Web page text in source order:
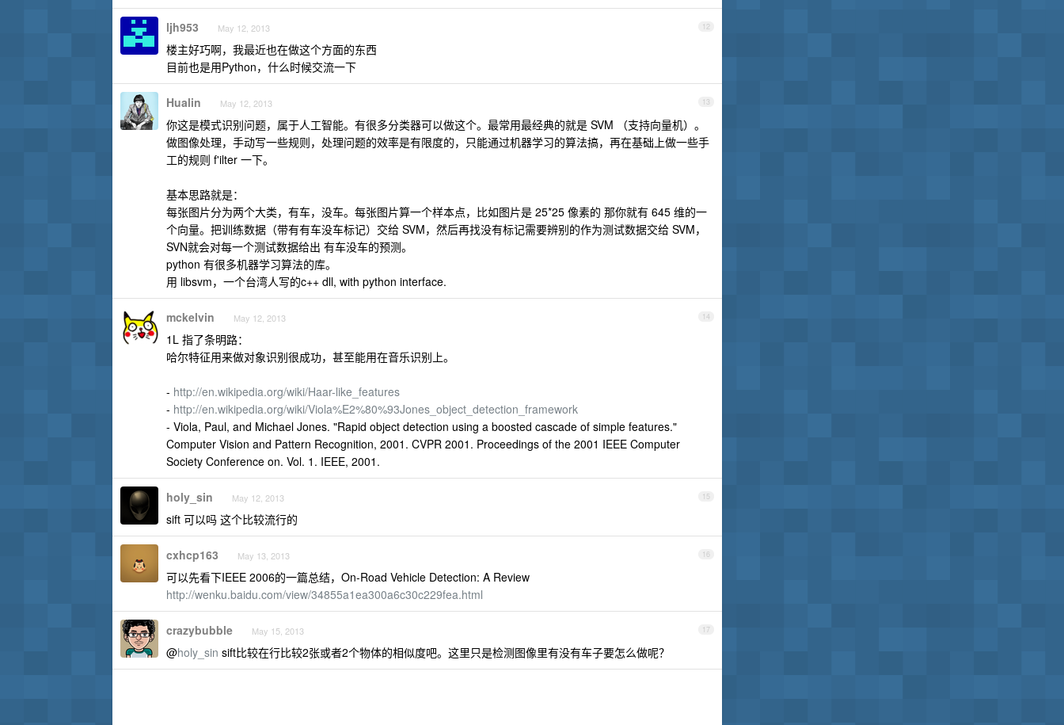
12
ljh953 May 12, 2013
楼主好巧啊，我最近也在做这个方面的东西
目前也是用Python，什么时候交流一下
13
Hualin May 12, 2013
你这是模式识别问题，属于人工智能。有很多分类器可以做这个。最常用最经典的就是 SVM （支持向量机）。
做图像处理，手动写一些规则，处理问题的效率是有限度的，只能通过机器学习的算法搞，再在基础上做一些手
工的规则 f'ilter 一下。
基本思路就是：
每张图片分为两个大类，有车，没车。每张图片算一个样本点，比如图片是 25*25 像素的 那你就有 645 维的一
个向量。把训练数据（带有有车没车标记）交给 SVM，然后再找没有标记需要辨别的作为测试数据交给 SVM，
SVN就会对每一个测试数据给出 有车没车的预测。
python 有很多机器学习算法的库。
用 libsvm，一个台湾人写的c++ dll, with python interface.
14
mckelvin May 12, 2013
1L 指了条明路：
哈尔特征用来做对象识别很成功，甚至能用在音乐识别上。
- http://en.wikipedia.org/wiki/Haar-like_features
- http://en.wikipedia.org/wiki/Viola%E2%80%93Jones_object_detection_framework
- Viola, Paul, and Michael Jones. "Rapid object detection using a boosted cascade of simple features."
Computer Vision and Pattern Recognition, 2001. CVPR 2001. Proceedings of the 2001 IEEE Computer
Society Conference on. Vol. 1. IEEE, 2001.
15
holy_sin May 12, 2013
sift 可以吗 这个比较流行的
16
cxhcp163 May 13, 2013
可以先看下IEEE 2006的一篇总结，On-Road Vehicle Detection: A Review
http://wenku.baidu.com/view/34855a1ea300a6c30c229fea.html
17
crazybubble May 15, 2013
@holy_sin sift比较在行比较2张或者2个物体的相似度吧。这里只是检测图像里有没有车子要怎么做呢？